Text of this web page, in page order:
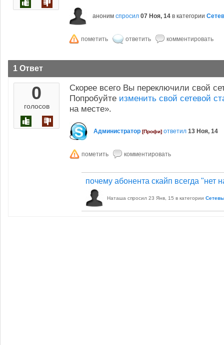
аноним спросил 07 Ноя, 14 в категории
1 Ответ
0
голосов
Скорее всего Вы переключили свой
Попробуйте изменить свой сетевой
на месте».
Администратор [Профи] ответил 13 Ноя, 14
почему абонента скайп всегда "нет
Наташа спросил 23 Янв, 15 в категории